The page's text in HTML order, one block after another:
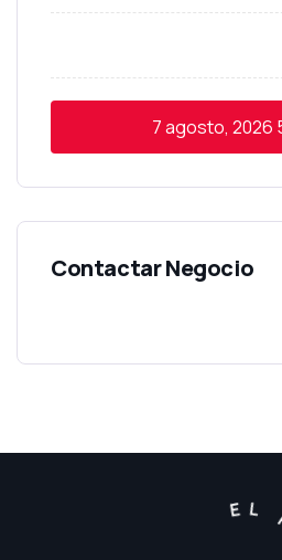
7 agosto, 2026